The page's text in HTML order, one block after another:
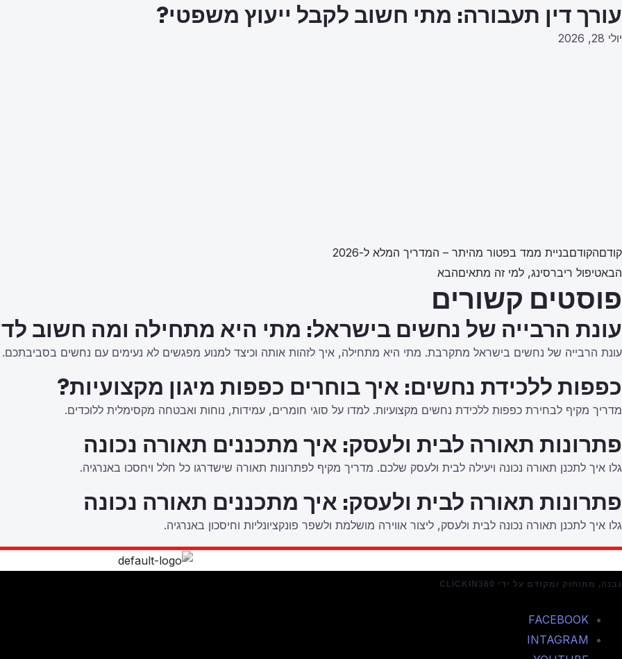
עורך דין תעבורה: מתי חשוב לקבל ייעוץ משפטי?
יולי 28, 2026
קודםהקודםבניית ממד בפטור מהיתר – המדריך המלא ל-2026
הבאטיפול ריברסינג, למי זה מתאיםהבא
פוסטים קשורים
עונת הרבייה של נחשים בישראל: מתי היא מתחילה ומה חשוב
עונת הרבייה של נחשים בישראל מתקרבת. מתי היא מתחילה, איך לזהות אותה וכיצד למנוע מפגשים לא נעימים עם נחשים בסביבתכם.
כפפות ללכידת נחשים: איך בוחרים כפפות מיגון מקצועיות?
מדריך מקיף לבחירת כפפות ללכידת נחשים מקצועיות. למדו על סוגי חומרים, עמידות, נוחות ואבטחה מקסימלית ללוכדים.
פתרונות תאורה לבית ולעסק: איך מתכננים תאורה נכונה
גלו איך לתכנן תאורה נכונה ויעילה לבית ולעסק שלכם. מדריך מקיף לפתרונות תאורה שישדרגו כל חלל ויחסכו באנרגיה.
פתרונות תאורה לבית ולעסק: איך מתכננים תאורה נכונה
גלו איך לתכנן תאורה נכונה לבית ולעסק, ליצור אווירה מושלמת ולשפר פונקציונליות וחיסכון באנרגיה.
נבנה, מתוחזק ומקודם על ידי CLICKIN360
FACEBOOK
INTAGRAM